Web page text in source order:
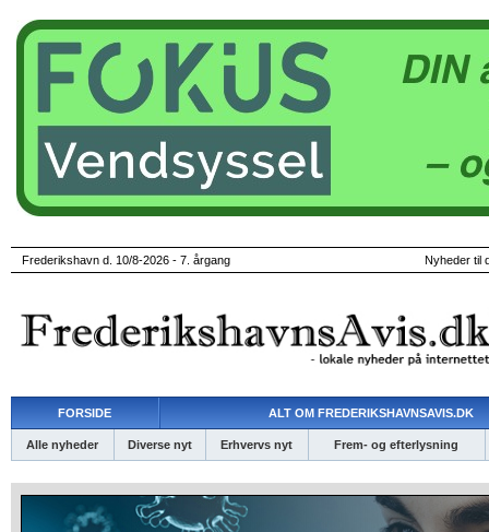
Frederikshavn d. 10/8-2026 - 7. årgang Nyheder til
FORSIDE ALT OM FREDERIKSHAVNSAVIS.DK
Alle nyheder Diverse nyt Erhvervs nyt Frem- og efterlysning